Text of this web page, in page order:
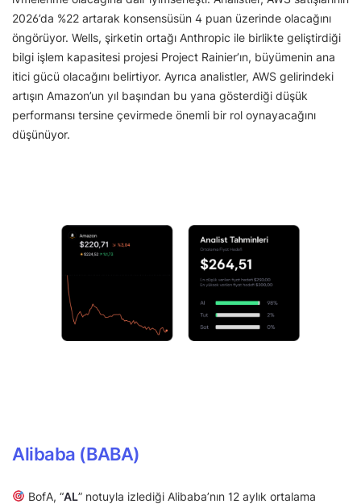
2026’da %22 artarak konsensüsün 4 puan üzerinde olacağını
öngörüyor. Wells, şirketin ortağı Anthropic ile birlikte geliştirdiği
bilgi işlem kapasitesi projesi Project Rainier’ın, büyümenin ana
itici gücü olacağını belirtiyor. Ayrıca analistler, AWS gelirindeki
artışın Amazon’un yıl başından bu yana gösterdiği düşük
performansı tersine çevirmede önemli bir rol oynayacağını
düşünüyor.
Alibaba (BABA)
BofA, “AL” notuyla izlediği Alibaba’nın 12 aylık ortalama